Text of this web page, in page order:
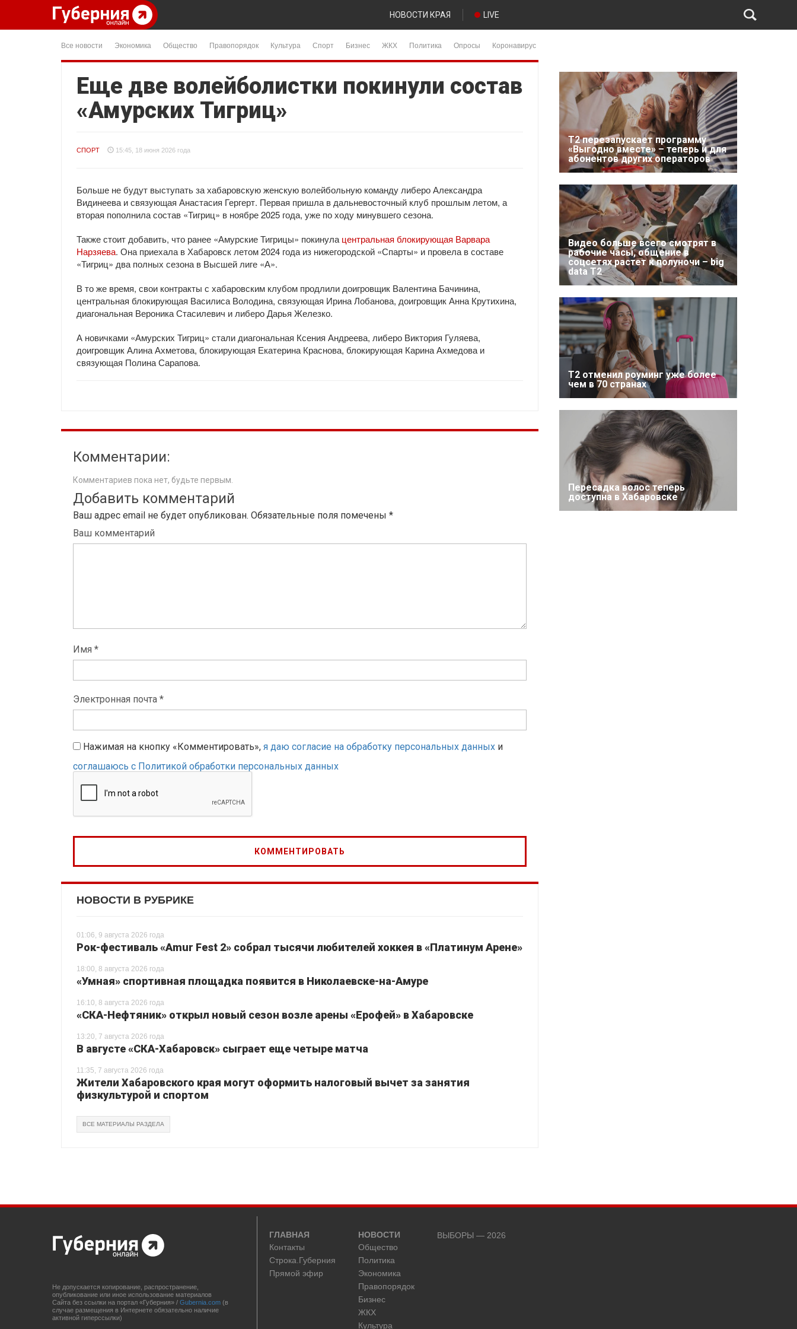
НОВОСТИ КРАЯ LIVE
Все новости Экономика Общество Правопорядок Культура Спорт Бизнес ЖКХ Политика Опросы Коронавирус
Еще две волейболистки покинули состав
«Амурских Тигриц»
СПОРТ 15:45, 18 июня 2026 года
Больше не будут выступать за хабаровскую женскую волейбольную команду либеро Александра
Видинеева и связующая Анастасия Гергерт. Первая пришла в дальневосточный клуб прошлым летом, а
вторая пополнила состав «Тигриц» в ноябре 2025 года, уже по ходу минувшего сезона.
Также стоит добавить, что ранее «Амурские Тигрицы» покинула центральная блокирующая Варвара
Нарзяева. Она приехала в Хабаровск летом 2024 года из нижегородской «Спарты» и провела в составе
«Тигриц» два полных сезона в Высшей лиге «А».
В то же время, свои контракты с хабаровским клубом продлили доигровщик Валентина Бачинина,
центральная блокирующая Василиса Володина, связующая Ирина Лобанова, доигровщик Анна Крутихина,
диагональная Вероника Стасилевич и либеро Дарья Железко.
А новичками «Амурских Тигриц» стали диагональная Ксения Андреева, либеро Виктория Гуляева,
доигровщик Алина Ахметова, блокирующая Екатерина Краснова, блокирующая Карина Ахмедова и
связующая Полина Сарапова.
Комментарии:
Комментариев пока нет, будьте первым.
Добавить комментарий
Ваш адрес email не будет опубликован. Обязательные поля помечены *
Ваш комментарий
Имя *
Электронная почта *
Нажимая на кнопку «Комментировать», я даю согласие на обработку персональных данных и
соглашаюсь с Политикой обработки персональных данных
НОВОСТИ В РУБРИКЕ
01:06, 9 августа 2026 года
Рок-фестиваль «Amur Fest 2» собрал тысячи любителей хоккея в «Платинум Арене»
18:00, 8 августа 2026 года
«Умная» спортивная площадка появится в Николаевске-на-Амуре
16:10, 8 августа 2026 года
«СКА-Нефтяник» открыл новый сезон возле арены «Ерофей» в Хабаровске
13:20, 7 августа 2026 года
В августе «СКА-Хабаровск» сыграет еще четыре матча
11:35, 7 августа 2026 года
Жители Хабаровского края могут оформить налоговый вычет за занятия
физкультурой и спортом
ВСЕ МАТЕРИАЛЫ РАЗДЕЛА
Т2 перезапускает программу
«Выгодно вместе» – теперь и для
абонентов других операторов
Видео больше всего смотрят в
рабочие часы, общение в
соцсетях растет к полуночи – big
data T2
Т2 отменил роуминг уже более
чем в 70 странах
Пересадка волос теперь
доступна в Хабаровске
Не допускается копирование, распространение,
опубликование или иное использование материалов
Сайта без ссылки на портал «Губерния» / Gubernia.com (в
случае размещения в Интернете обязательно наличие
активной гиперссылки)
ГЛАВНАЯ
Контакты
Строка.Губерния
Прямой эфир
НОВОСТИ
Общество
Политика
Экономика
Правопорядок
Бизнес
ЖКХ
Культура
ВЫБОРЫ — 2026